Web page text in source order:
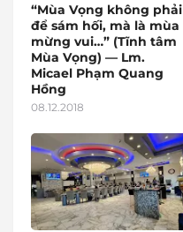
“Mùa Vọng không phải
để sám hối, mà là mùa
mừng vui…” (Tĩnh tâm
Mùa Vọng) — Lm.
Micael Phạm Quang
Hồng
08.12.2018